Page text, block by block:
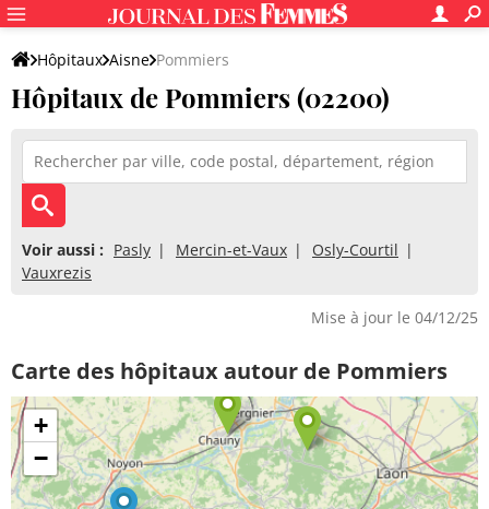
Hôpitaux Aisne Pommiers
Hôpitaux de Pommiers (02200)
Voir aussi : Pasly Mercin-et-Vaux
Osly-Courtil
Vauxrezis
Mise à jour le 04/12/25
Carte des hôpitaux autour de Pommiers
+
−